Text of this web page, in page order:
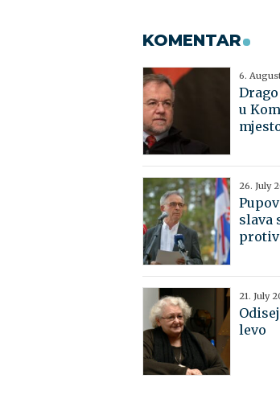
KOMENTAR
6.
u
26. July
slava
protiv
21. July
levo